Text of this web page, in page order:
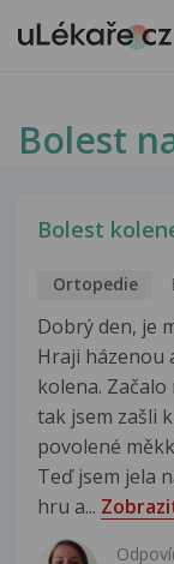
Bolest
Bolest
Ortopedie
Dobrý den, je
Hraji házenou
kolena.
tak jsem zašli
povolené
Teď jsem jela
hru a...